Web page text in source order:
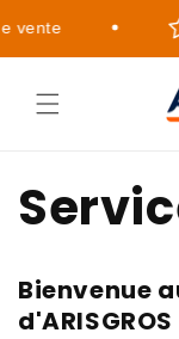
passer
vente
Bienvenue
d'ARISGROS